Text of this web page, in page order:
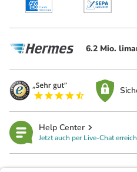
6.2 Mio.
Help Center
Jetzt auch per Live-Chat